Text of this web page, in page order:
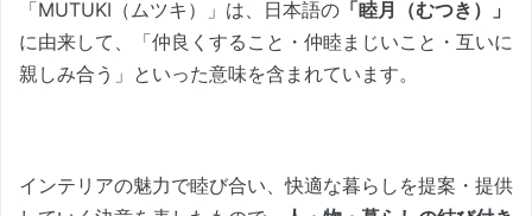
「MUTUKI（ムツキ）」は、日本語の 「睦月（むつき）」
に由来して、「仲良くすること・仲睦まじいこと・互いに
親しみ合う」といった意味を含まれています。
インテリアの魅力で睦び合い、快適な暮らしを提案・提供